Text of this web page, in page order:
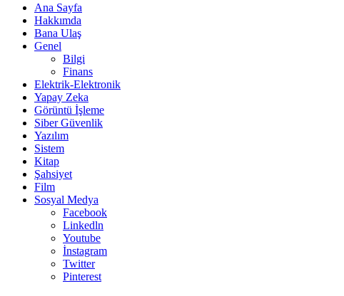
Ana Sayfa
Hakkımda
Bana Ulaş
Genel
Bilgi
Finans
Elektrik-Elektronik
Yapay Zeka
Görüntü İşleme
Siber Güvenlik
Yazılım
Sistem
Kitap
Şahsiyet
Film
Sosyal Medya
Facebook
Linkedln
Youtube
İnstagram
Twitter
Pinterest